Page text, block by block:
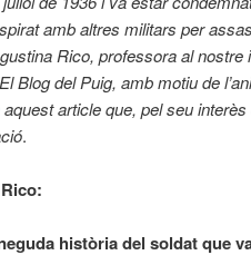
amb altres militars per
Rico, professora al
Blog del Puig, amb motiu de
aquest article que, pel seu
.
història del soldat que